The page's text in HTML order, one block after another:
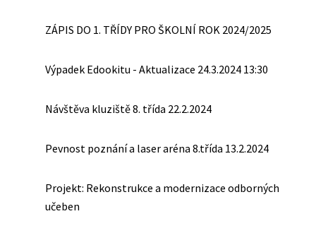
ZÁPIS DO 1. TŘÍDY PRO ŠKOLNÍ ROK 2024/2025
Výpadek Edookitu - Aktualizace 24.3.2024 13:30
Návštěva kluziště 8. třída 22.2.2024
Pevnost poznání a laser aréna 8.třída 13.2.2024
Projekt: Rekonstrukce a modernizace odborných
učeben